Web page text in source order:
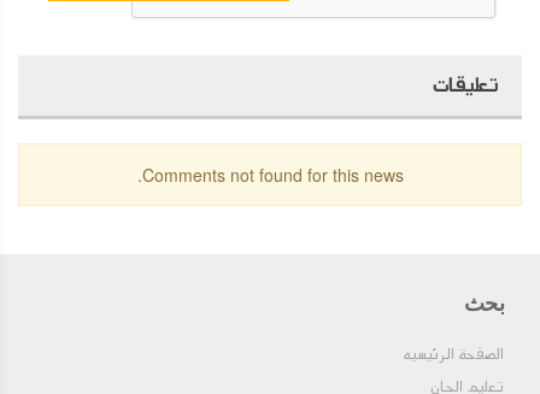
تعليقات
Comments not found for this news.
بحث
الصفحة الرئيسيه
تعليم الحان